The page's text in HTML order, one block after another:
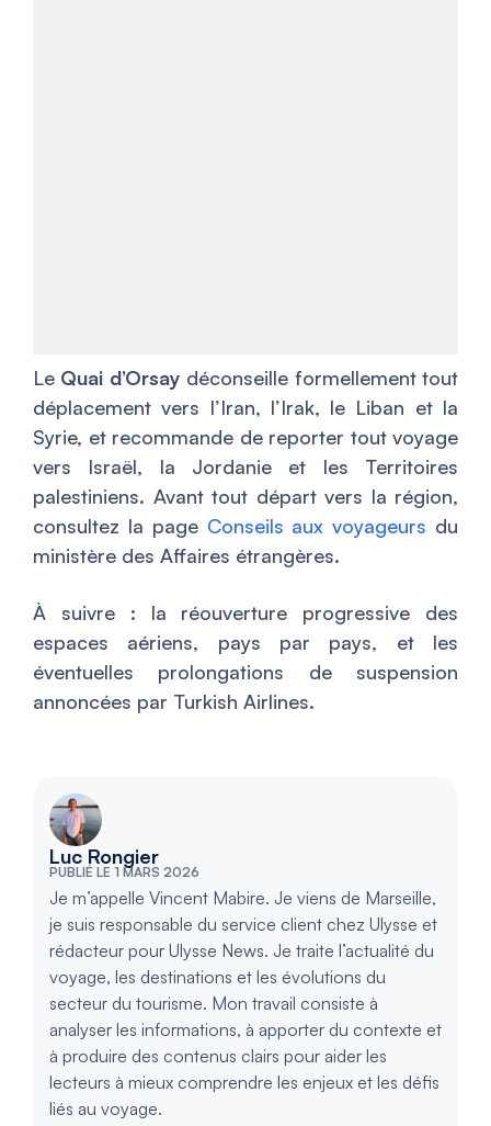
Le Quai d’Orsay déconseille formellement tout
déplacement vers l’Iran, l’Irak, le Liban et la
Syrie, et recommande de reporter tout voyage
vers Israël, la Jordanie et les Territoires
palestiniens. Avant tout départ vers la région,
consultez la page Conseils aux voyageurs du
ministère des Affaires étrangères.
À suivre : la réouverture progressive des
espaces aériens, pays par pays, et les
éventuelles prolongations de suspension
annoncées par Turkish Airlines.
Luc Rongier
PUBLIÉ LE 1 MARS 2026
Je m’appelle Vincent Mabire. Je viens de Marseille,
je suis responsable du service client chez Ulysse et
rédacteur pour Ulysse News. Je traite l’actualité du
voyage, les destinations et les évolutions du
secteur du tourisme. Mon travail consiste à
analyser les informations, à apporter du contexte et
à produire des contenus clairs pour aider les
lecteurs à mieux comprendre les enjeux et les défis
liés au voyage.